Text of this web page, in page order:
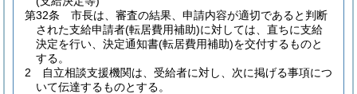
第32条
市長は、審査の結果、申請内容が適切であると判断
された支給申請者(転居費用補助)に対しては、直ちに支給
決定を行い、決定通知書(転居費用補助)を交付するものと
する。
2
自立相談支援機関は、受給者に対し、次に掲げる事項につ
いて伝達するものとする。